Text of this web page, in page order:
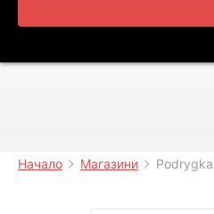
Начало Магазини Podrygka